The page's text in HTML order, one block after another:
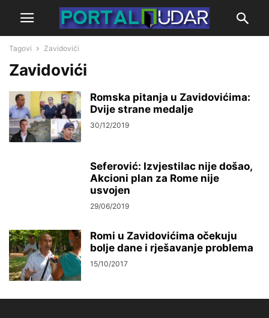
Tagovi Zavidovići
Zavidovići
Romska pitanja u Zavidovićima:
Dvije strane medalje
30/12/2019
Seferović: Izvjestilac nije došao,
Akcioni plan za Rome nije
usvojen
29/06/2019
Romi u Zavidovićima očekuju
bolje dane i rješavanje problema
15/10/2017